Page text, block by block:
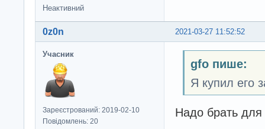
Неактивний
2021-03-27 11:52:52
0z0n
Учасник
Зареєстрований: 2019-02-10
Повідомлень: 20
gfo пише:
Я купил его
Надо брать